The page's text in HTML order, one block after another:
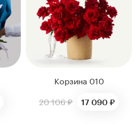
Корзина 010
20 106 ₽
17 090 ₽